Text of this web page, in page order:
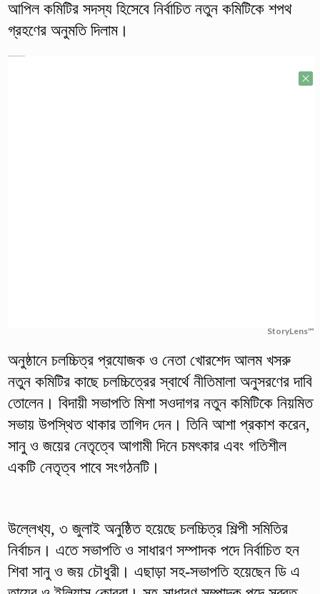
আপিল কমিটির সদস্য হিসেবে নির্বাচিত নতুন কমিটিকে শপথ
গ্রহণের অনুমতি দিলাম।
StoryLens™
অনুষ্ঠানে চলচ্চিত্র প্রযোজক ও নেতা খোরশেদ আলম খসরু
নতুন কমিটির কাছে চলচ্চিত্রের স্বার্থে নীতিমালা অনুসরণের দাবি
তোলেন। বিদায়ী সভাপতি মিশা সওদাগর নতুন কমিটিকে নিয়মিত
সভায় উপস্থিত থাকার তাগিদ দেন। তিনি আশা প্রকাশ করেন,
সানু ও জয়ের নেতৃত্বে আগামী দিনে চমৎকার এবং গতিশীল
একটি নেতৃত্ব পাবে সংগঠনটি।
উল্লেখ্য, ৩ জুলাই অনুষ্ঠিত হয়েছে চলচ্চিত্র শিল্পী সমিতির
নির্বাচন। এতে সভাপতি ও সাধারণ সম্পাদক পদে নির্বাচিত হন
শিবা সানু ও জয় চৌধুরী। এছাড়া সহ-সভাপতি হয়েছেন ডি এ